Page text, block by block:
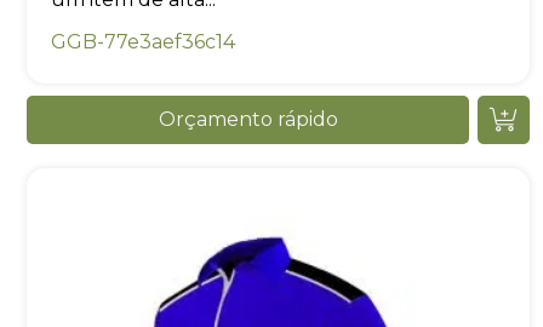
GGB-77e3aef36c14
Orçamento rápido